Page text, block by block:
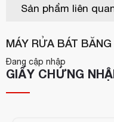
Sản phẩm liên
MÁY RỬA BÁT
Đang cập nhập
GIẤY CHỨNG